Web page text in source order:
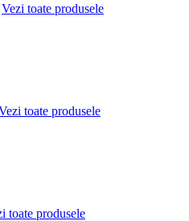
Vezi toate produsele
toate produsele
toate produsele